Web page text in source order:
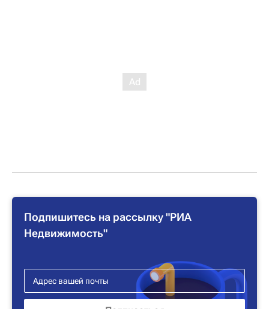
Подпишитесь на рассылку "РИА
Недвижимость"